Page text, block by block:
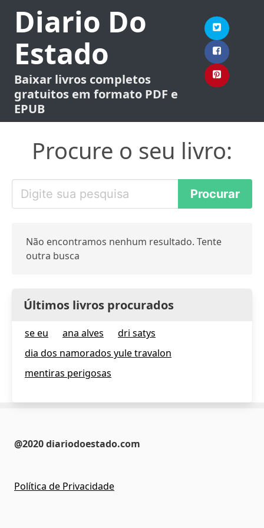
Diario Do
Estado
Baixar livros completos
gratuitos em formato PDF e
EPUB
Procure o seu livro:
Não encontramos nenhum resultado. Tente
outra busca
Últimos livros procurados
se eu ana alves
dri satys
dia dos namorados yule travalon
mentiras perigosas
@2020 diariodoestado.com
Política de Privacidade